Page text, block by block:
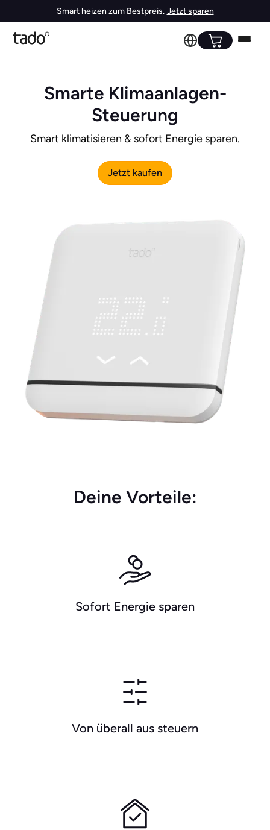
Smart heizen zum Bestpreis. Jetzt sparen
Smarte Klimaanlagen-
Steuerung
Smart klimatisieren & sofort Energie sparen.
Jetzt kaufen
Deine Vorteile:
Sofort Energie sparen
Von überall aus steuern